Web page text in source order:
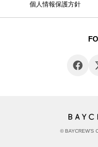
個人情報保護方針
© BAYCREW’S